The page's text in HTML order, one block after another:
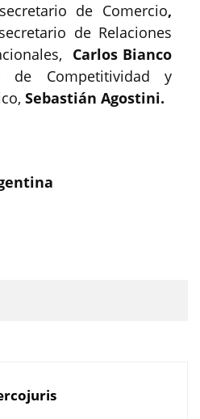
de Comercio,
de Relaciones
Carlos Bianco
Competitividad y
Sebastián Agostini.